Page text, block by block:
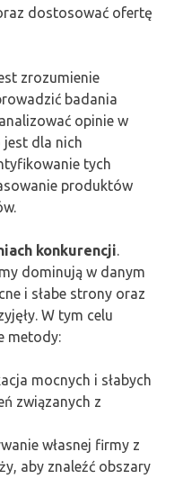
dostosować ofertę
zrozumienie
badania
opinie w
jest dla nich
tych
produktów
konkurencji.
dominują w danym
i słabe strony oraz
W tym celu
metody:
mocnych i słabych
związanych z
własnej firmy z
aby znaleźć obszary